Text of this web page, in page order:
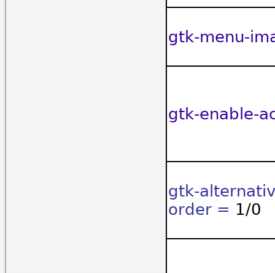
gtk-menu-
gtk-enable-
gtk-
order = 1/0